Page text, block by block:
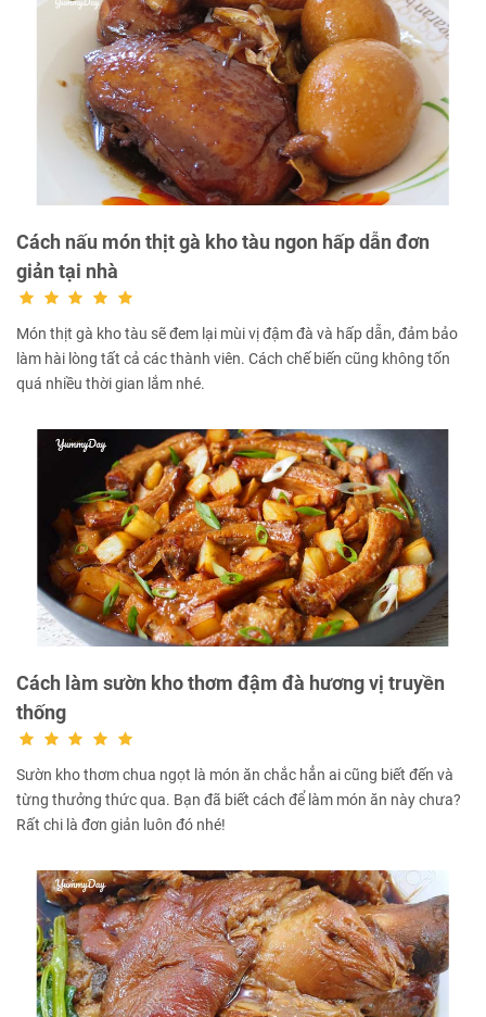
Cách nấu món thịt gà kho tàu ngon hấp dẫn đơn
giản tại nhà
Món thịt gà kho tàu sẽ đem lại mùi vị đậm đà và hấp dẫn, đảm bảo
làm hài lòng tất cả các thành viên. Cách chế biến cũng không tốn
quá nhiều thời gian lắm nhé.
Cách làm sườn kho thơm đậm đà hương vị truyền
thống
Sườn kho thơm chua ngọt là món ăn chắc hẳn ai cũng biết đến và
từng thưởng thức qua. Bạn đã biết cách để làm món ăn này chưa?
Rất chi là đơn giản luôn đó nhé!